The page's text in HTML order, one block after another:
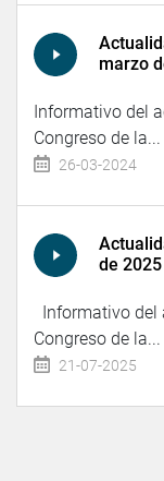
marzo
Informativo del
Congreso de la...
26-03-2024
de 2025
Informativo del
Congreso de la...
21-07-2025